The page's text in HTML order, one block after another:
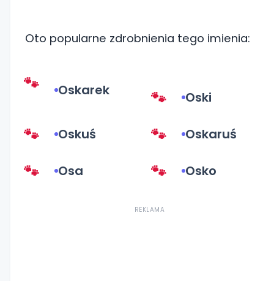
Oto popularne zdrobnienia tego imienia:
Oskarek Oski
Oskuś Oskaruś
Osa Osko
REKLAMA